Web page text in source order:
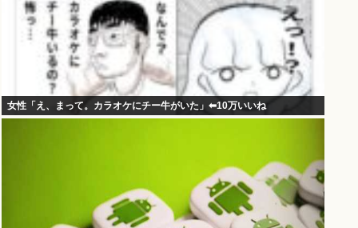
女性「え、まって。カラオケにチー牛がいた」⬅10万いいね